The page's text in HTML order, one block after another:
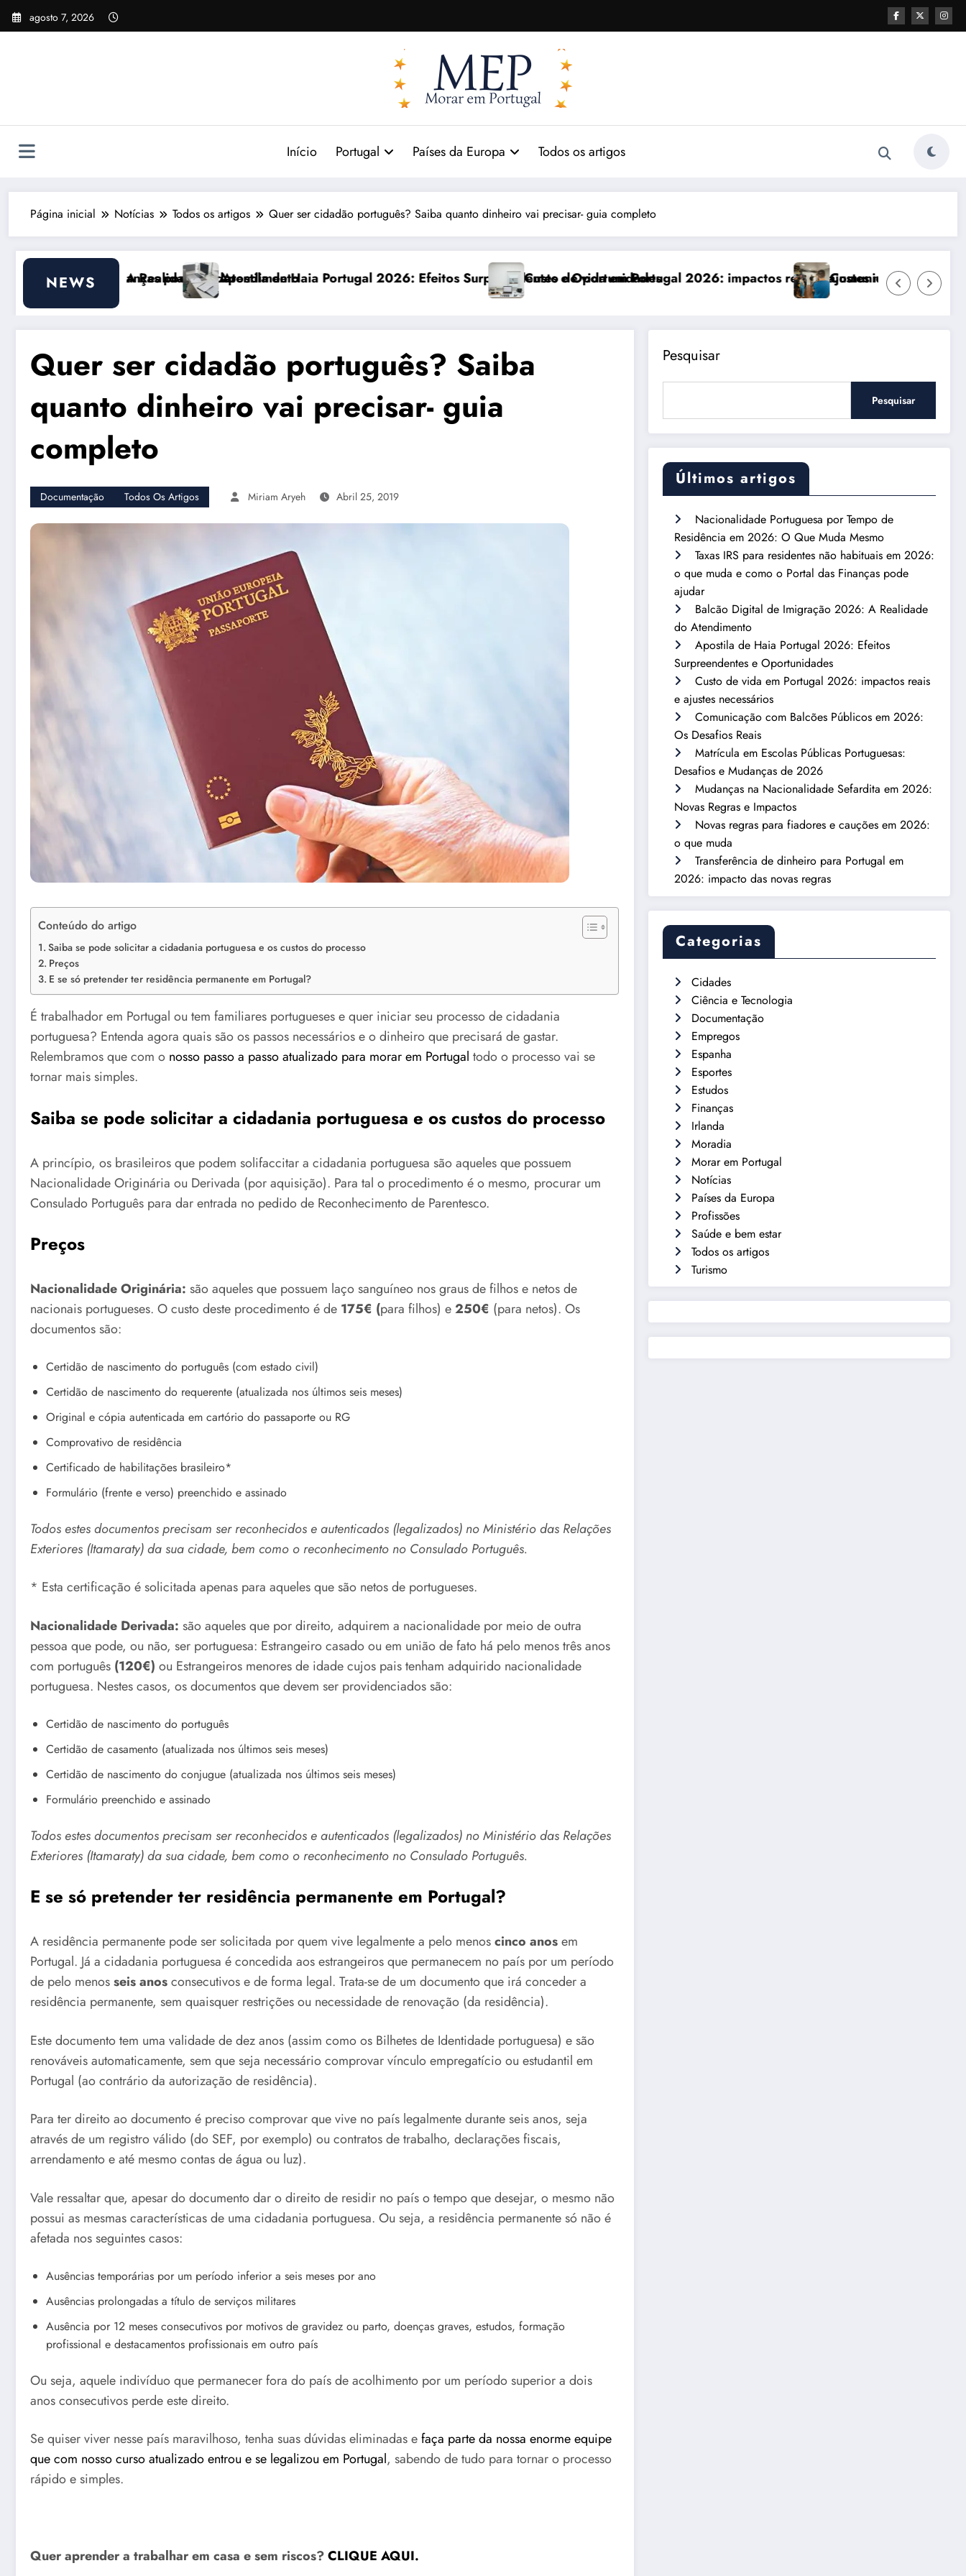
Pular
para
agosto 7, 2026
Início Portugal Países da Europa Todos os artigos
Página inicial Notícias Todos os artigos Quer ser cidadão português? Saiba quanto dinheiro vai precisar- guia completo
NEWS
ajudar
do Atendimento
Apostila de Haia Portugal 2026: Efeitos Surpreendentes e OportunidadesCusto de vida em Portugal 2026: impactos reais e ajustes necessáriosComunicação com Balcões Públicos em 2026: Os
Quer ser cidadão português? Saiba
quanto dinheiro vai precisar- guia
completo
Documentação Todos Os Artigos Miriam Aryeh Abril 25, 2019
Conteúdo do artigo
Saiba se pode solicitar a cidadania portuguesa e os custos do processo
Preços
E se só pretender ter residência permanente em Portugal?
É trabalhador em Portugal ou tem familiares portugueses e quer iniciar seu processo de cidadania
portuguesa? Entenda agora quais são os passos necessários e o dinheiro que precisará de gastar.
Relembramos que com o nosso passo a passo atualizado para morar em Portugal todo o processo vai se
tornar mais simples.
Saiba se pode solicitar a cidadania portuguesa e os custos do processo
A princípio, os brasileiros que podem solifaccitar a cidadania portuguesa são aqueles que possuem
Nacionalidade Originária ou Derivada (por aquisição). Para tal o procedimento é o mesmo, procurar um
Consulado Português para dar entrada no pedido de Reconhecimento de Parentesco.
Preços
Nacionalidade Originária: são aqueles que possuem laço sanguíneo nos graus de filhos e netos de
nacionais portugueses. O custo deste procedimento é de 175€ (para filhos) e250€ (para netos). Os
documentos são:
Certidão de nascimento do português (com estado civil)
Certidão de nascimento do requerente (atualizada nos últimos seis meses)
Original e cópia autenticada em cartório do passaporte ou RG
Comprovativo de residência
Certificado de habilitações brasileiro*
Formulário (frente e verso) preenchido e assinado
Todos estes documentos precisam ser reconhecidos e autenticados (legalizados) no Ministério das Relações
Exteriores (Itamaraty) da sua cidade, bem como o reconhecimento no Consulado Português.
* Esta certificação é solicitada apenas para aqueles que são netos de portugueses.
Nacionalidade Derivada: são aqueles que por direito, adquirem a nacionalidade por meio de outra
pessoa que pode, ou não, ser portuguesa: Estrangeiro casado ou em união de fato há pelo menos três anos
com português (120€) ou Estrangeiros menores de idade cujos pais tenham adquirido nacionalidade
portuguesa. Nestes casos, os documentos que devem ser providenciados são:
Certidão de nascimento do português
Certidão de casamento (atualizada nos últimos seis meses)
Certidão de nascimento do conjugue (atualizada nos últimos seis meses)
Formulário preenchido e assinado
Todos estes documentos precisam ser reconhecidos e autenticados (legalizados) no Ministério das Relações
Exteriores (Itamaraty) da sua cidade, bem como o reconhecimento no Consulado Português.
E se só pretender ter residência permanente em Portugal?
A residência permanente pode ser solicitada por quem vive legalmente a pelo menoscinco anosem
Portugal. Já a cidadania portuguesa é concedida aos estrangeiros que permanecem no país por um período
de pelo menosseis anosconsecutivos e de forma legal. Trata-se de um documento que irá conceder a
residência permanente, sem quaisquer restrições ou necessidade de renovação (da residência).
Este documento tem uma validade de dez anos (assim como os Bilhetes de Identidade portuguesa) e são
renováveis automaticamente, sem que seja necessário comprovar vínculo empregatício ou estudantil em
Portugal (ao contrário da autorização de residência).
Para ter direito ao documento é preciso comprovar que vive no país legalmente durante seis anos, seja
através de um registro válido (do SEF, por exemplo) ou contratos de trabalho, declarações fiscais,
arrendamento e até mesmo contas de água ou luz).
Vale ressaltar que, apesar do documento dar o direito de residir no país o tempo que desejar, o mesmo não
possui as mesmas características de uma cidadania portuguesa. Ou seja, a residência permanente só não é
afetada nos seguintes casos:
Ausências temporárias por um período inferior a seis meses por ano
Ausências prolongadas a título de serviços militares
Ausência por 12 meses consecutivos por motivos de gravidez ou parto, doenças graves, estudos, formação
profissional e destacamentos profissionais em outro país
Ou seja, aquele indivíduo que permanecer fora do país de acolhimento por um período superior a dois
anos consecutivos perde este direito.
Se quiser viver nesse país maravilhoso, tenha suas dúvidas eliminadas efaça parte da nossa enorme equipe
que com nosso curso atualizado entrou e se legalizou em Portugal, sabendo de tudo para tornar o processo
rápido e simples.
Quer aprender a trabalhar em casa e sem riscos?CLIQUE AQUI.
Pesquisar
Pesquisar
Últimos artigos
Nacionalidade Portuguesa por Tempo de
Residência em 2026: O Que Muda Mesmo
Taxas IRS para residentes não habituais em 2026:
o que muda e como o Portal das Finanças pode
ajudar
Balcão Digital de Imigração 2026: A Realidade
do Atendimento
Apostila de Haia Portugal 2026: Efeitos
Surpreendentes e Oportunidades
Custo de vida em Portugal 2026: impactos reais
e ajustes necessários
Comunicação com Balcões Públicos em 2026:
Os Desafios Reais
Matrícula em Escolas Públicas Portuguesas:
Desafios e Mudanças de 2026
Mudanças na Nacionalidade Sefardita em 2026:
Novas Regras e Impactos
Novas regras para fiadores e cauções em 2026:
o que muda
Transferência de dinheiro para Portugal em
2026: impacto das novas regras
Categorias
Cidades
Ciência e Tecnologia
Documentação
Empregos
Espanha
Esportes
Estudos
Finanças
Irlanda
Moradia
Morar em Portugal
Notícias
Países da Europa
Profissões
Saúde e bem estar
Todos os artigos
Turismo